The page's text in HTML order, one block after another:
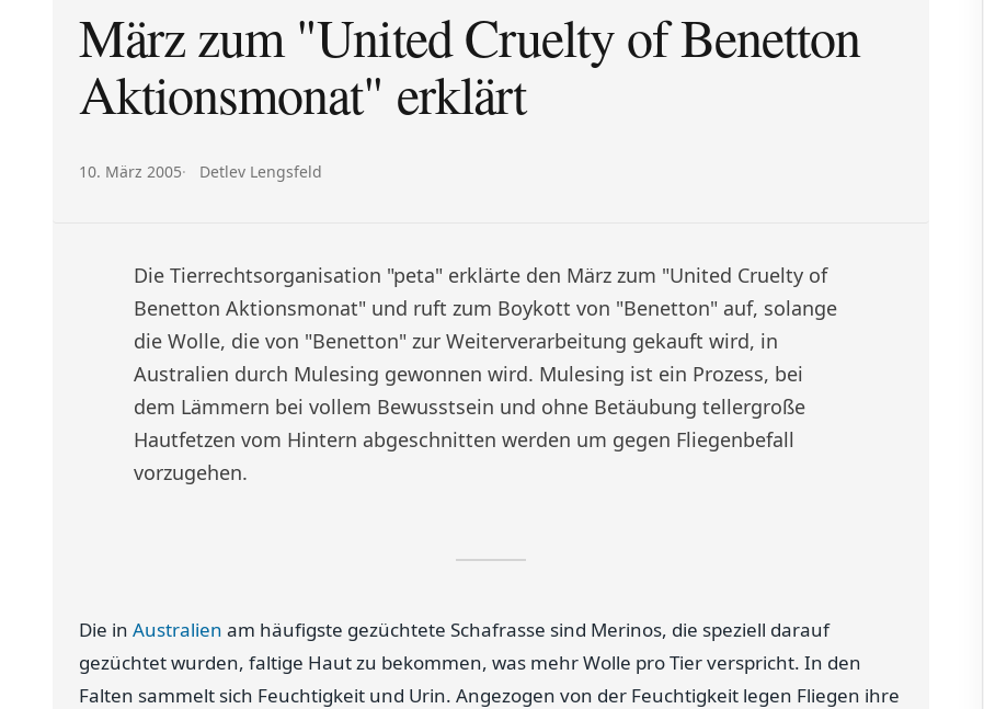
März zum "United Cruelty of Benetton
Aktionsmonat" erklärt
Veröffentlicht am:
10. März 2005 Autor:
Detlev Lengsfeld
Die Tierrechtsorganisation "peta" erklärte den März zum "United Cruelty of
Benetton Aktionsmonat" und ruft zum Boykott von "Benetton" auf, solange
die Wolle, die von "Benetton" zur Weiterverarbeitung gekauft wird, in
Australien durch Mulesing gewonnen wird. Mulesing ist ein Prozess, bei
dem Lämmern bei vollem Bewusstsein und ohne Betäubung tellergroße
Hautfetzen vom Hintern abgeschnitten werden um gegen Fliegenbefall
vorzugehen.
Die in Australien am häufigste gezüchtete Schafrasse sind Merinos, die speziell darauf
gezüchtet wurden, faltige Haut zu bekommen, was mehr Wolle pro Tier verspricht. In den
Falten sammelt sich Feuchtigkeit und Urin. Angezogen von der Feuchtigkeit legen Fliegen ihre